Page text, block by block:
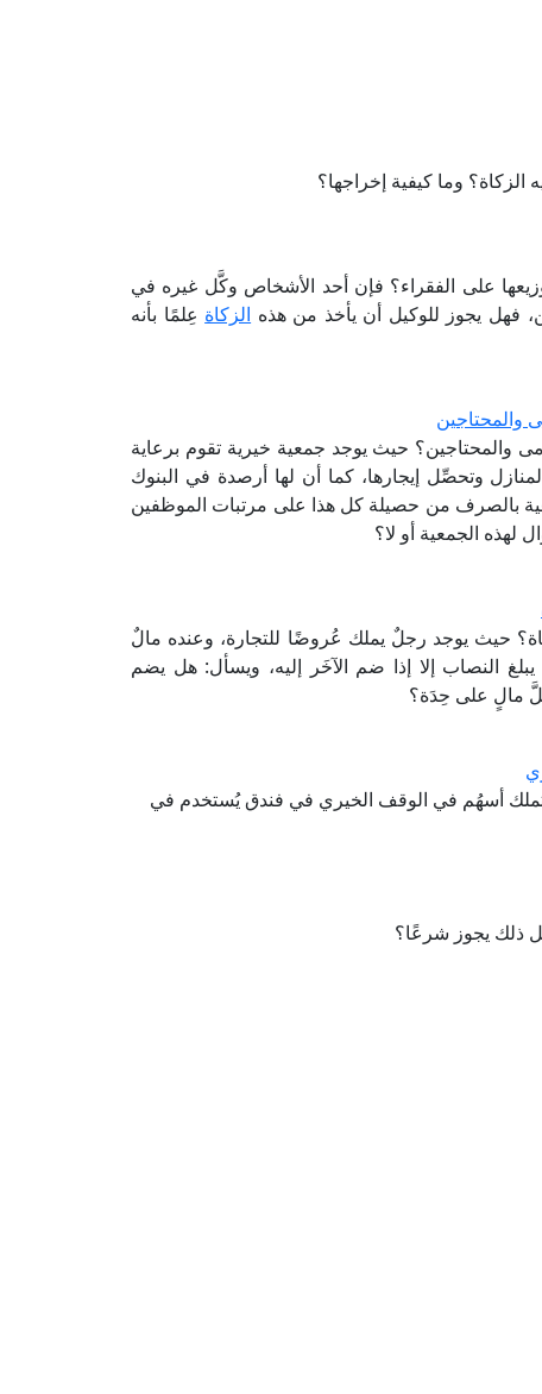
وما كيفية إخراجها؟
على الفقراء؟ فإن أحد الأشخاص وكَّل غيره في
فهل يجوز للوكيل أن يأخذ من هذه الزكاة عِلمًا بأنه
والمحتاجين
والمحتاجين؟ حيث يوجد جمعية خيرية تقوم برعاية
وتحصِّل إيجارها، كما أن لها أرصدة في البنوك
بالصرف من حصيلة كل هذا على مرتبات الموظفين
لهذه الجمعية أو لا؟
حيث يوجد رجلٌ يملك عُروضًا للتجارة، وعنده مالٌ
النصاب إلا إذا ضم الآخَر إليه، ويسأل: هل يضم
مالٍ على حِدَة؟
لتملك أسهُم في الوقف الخيري في فندق يُستخدم في
ذلك يجوز شرعًا؟